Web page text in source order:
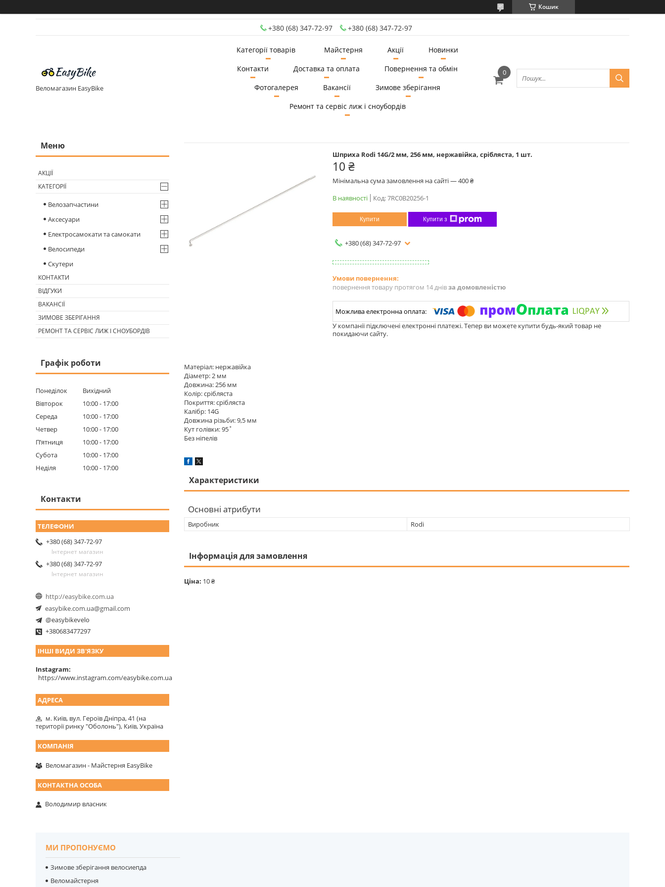
Кошик
+380 (68) 347-72-97 +380 (68) 347-72-97
Веломагазин EasyBike
Категорії товарів Майстерня Акції
Новинки
Контакти
Доставка та оплата
Повернення та обмін
Фотогалерея
Вакансії
Зимове зберігання
Ремонт та сервіс лиж і сноубордів
Шприха Rodi 14G/2 мм, 256 мм, нержавійка, срібляста, 1 шт.
10 ₴
Мінімальна сума замовлення на сайті — 400 ₴
В наявності
Код:7RC0B20256-1
Купити Купити з
+380 (68) 347-72-97
повернення товару протягом 14 днівза домовленістю
У компанії підключені електронні платежі. Тепер ви можете купити будь-який товар не
покидаючи сайту.
Матеріал: нержавійка
Діаметр: 2 мм
Довжина: 256 мм
Колір: срібляста
Покриття: срібляста
Калібр: 14G
Довжина різьби: 9,5 мм
Кут голівки: 95˚
Без ніпелів
Характеристики
Основні атрибути
Виробник Rodi
Інформація для замовлення
Ціна: 10 ₴
АКЦІЇ
КАТЕГОРІЇ
Велозапчастини
Аксесуари
Електросамокати та самокати
Велосипеди
Скутери
КОНТАКТИ
ВІДГУКИ
ВАКАНСІЇ
ЗИМОВЕ ЗБЕРІГАННЯ
РЕМОНТ ТА СЕРВІС ЛИЖ І СНОУБОРДІВ
Графік роботи
Понеділок
Вихідний
Вівторок
10:00
17:00
Середа
10:00
17:00
Четвер
10:00
17:00
Пʼятниця
10:00
17:00
Субота
10:00
17:00
Неділя
10:00 17:00
Контакти
+380 (68) 347-72-97
Інтернет магазин
+380 (68) 347-72-97
Інтернет магазин
http://easybike.com.ua
easybike.com.ua@gmail.com
@easybikevelo
+380683477297
ІНШІ ВИДИ ЗВ'ЯЗКУ
Instagram
https://www.instagram.com/easybike.com.ua
м. Київ, вул. Героїв Дніпра, 41 (на
території ринку "Оболонь"), Київ, Україна
Веломагазин - Майстерня EasyBike
Володимир власник
МИ ПРОПОНУЄМО
Зимове зберігання велосиепда
Веломайстерня